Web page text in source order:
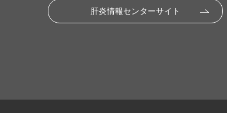
肝炎情報センターサイト